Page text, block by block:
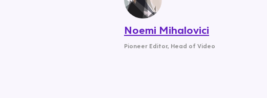
Noemi Mihalovici
Pioneer Editor, Head of Video